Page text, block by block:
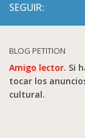
SEGUIR:
BLOG PETITION
Amigo lector. Si
tocar los
cultural.